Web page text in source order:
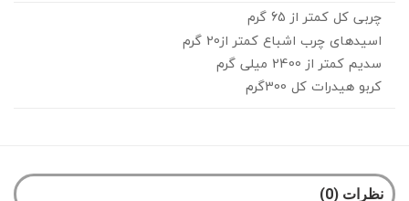
چربی کل کمتر از 65 گرم
اسیدهای چرب اشباع کمتر از20 گرم
سدیم کمتر از 2400 میلی گرم
کربو هیدرات کل 300گرم
نظرات (0)